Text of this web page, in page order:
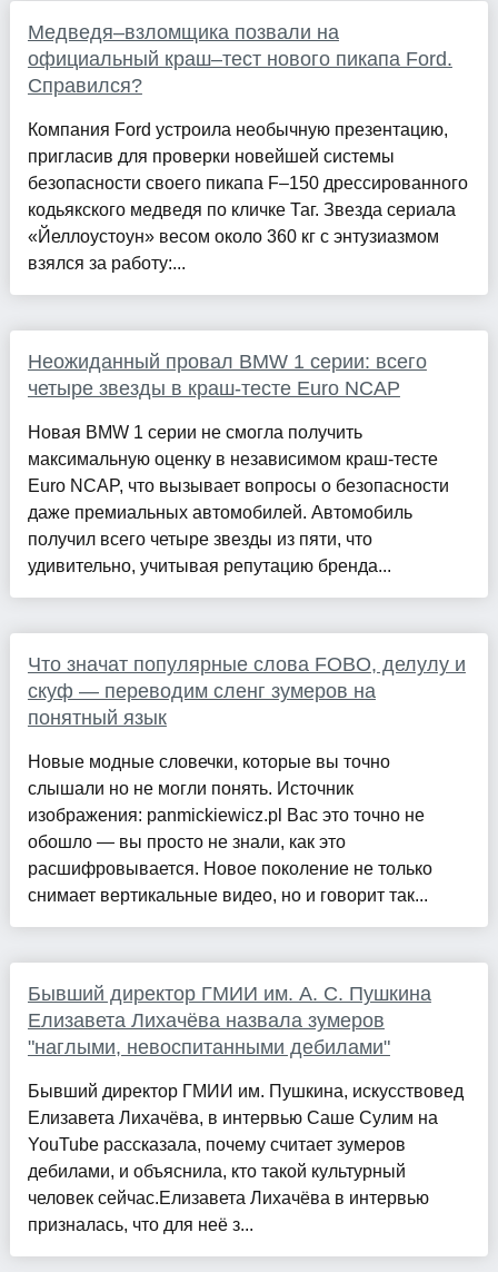
Медведя–взломщика позвали на
официальный краш–тест нового пикапа Ford.
Справился?
Компания Ford устроила необычную презентацию,
пригласив для проверки новейшей системы
безопасности своего пикапа F–150 дрессированного
кодьякского медведя по кличке Таг. Звезда сериала
«Йеллоустоун» весом около 360 кг с энтузиазмом
взялся за работу:...
Неожиданный провал BMW 1 серии: всего
четыре звезды в краш-тесте Euro NCAP
Новая BMW 1 серии не смогла получить
максимальную оценку в независимом краш-тесте
Euro NCAP, что вызывает вопросы о безопасности
даже премиальных автомобилей. Автомобиль
получил всего четыре звезды из пяти, что
удивительно, учитывая репутацию бренда...
Что значат популярные слова FOBO, делулу и
скуф — переводим сленг зумеров на
понятный язык
Новые модные словечки, которые вы точно
слышали но не могли понять. Источник
изображения: panmickiewicz.pl Вас это точно не
обошло — вы просто не знали, как это
расшифровывается. Новое поколение не только
снимает вертикальные видео, но и говорит так...
Бывший директор ГМИИ им. А. С. Пушкина
Елизавета Лихачёва назвала зумеров
"наглыми, невоспитанными дебилами"
Бывший директор ГМИИ им. Пушкина, искусствовед
Елизавета Лихачёва, в интервью Саше Сулим на
YouTube рассказала, почему считает зумеров
дебилами, и объяснила, кто такой культурный
человек сейчас.Елизавета Лихачёва в интервью
призналась, что для неё з...